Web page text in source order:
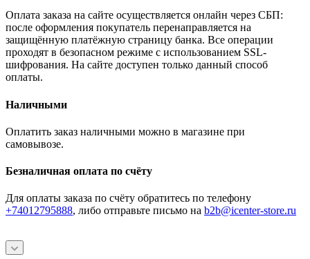
Оплата заказа на сайте осуществляется онлайн через СБП:
после оформления покупатель перенаправляется на
защищённую платёжную страницу банка. Все операции
проходят в безопасном режиме с использованием SSL-
шифрования. На сайте доступен только данный способ
оплаты.
Наличными
Оплатить заказ наличными можно в магазине при
самовывозе.
Безналичная оплата по счёту
Для оплаты заказа по счёту обратитесь по телефону
+74012795888, либо отправьте письмо на b2b@icenter-store.ru